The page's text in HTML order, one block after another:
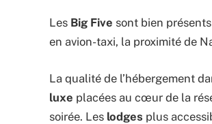
Les Big Five sont bien
en avion-taxi, la proximité de
La qualité de l’hébergement
luxe placées au cœur de la
soirée. Les lodges plus